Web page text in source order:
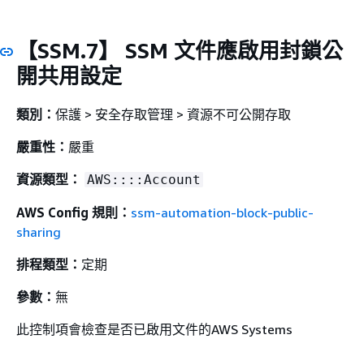
【SSM.7】 SSM 文件應啟用封鎖公
開共用設定
類別： 保護 > 安全存取管理 > 資源不可公開存取
嚴重性： 嚴重
資源類型：
AWS::::Account
AWS Config 規則： ssm-automation-block-public-
sharing
排程類型： 定期
參數： 無
此控制項會檢查是否已啟用文件的AWS Systems